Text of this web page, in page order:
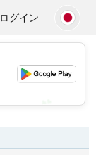
ログイン